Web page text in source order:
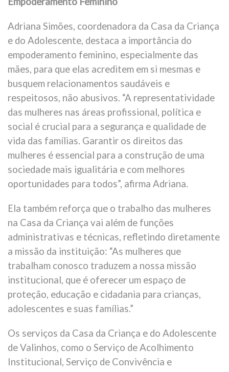
Adriana Simões, coordenadora da Casa da Criança
e do Adolescente, destaca a importância do
empoderamento feminino, especialmente das
mães, para que elas acreditem em si mesmas e
busquem relacionamentos saudáveis e
respeitosos, não abusivos. “A representatividade
das mulheres nas áreas profissional, política e
social é crucial para a segurança e qualidade de
vida das famílias. Garantir os direitos das
mulheres é essencial para a construção de uma
sociedade mais igualitária e com melhores
oportunidades para todos”, afirma Adriana.
Ela também reforça que o trabalho das mulheres
na Casa da Criança vai além de funções
administrativas e técnicas, refletindo diretamente
a missão da instituição: “As mulheres que
trabalham conosco traduzem a nossa missão
institucional, que é oferecer um espaço de
proteção, educação e cidadania para crianças,
adolescentes e suas famílias.”
Os serviços da Casa da Criança e do Adolescente
de Valinhos, como o Serviço de Acolhimento
Institucional, Serviço de Convivência e